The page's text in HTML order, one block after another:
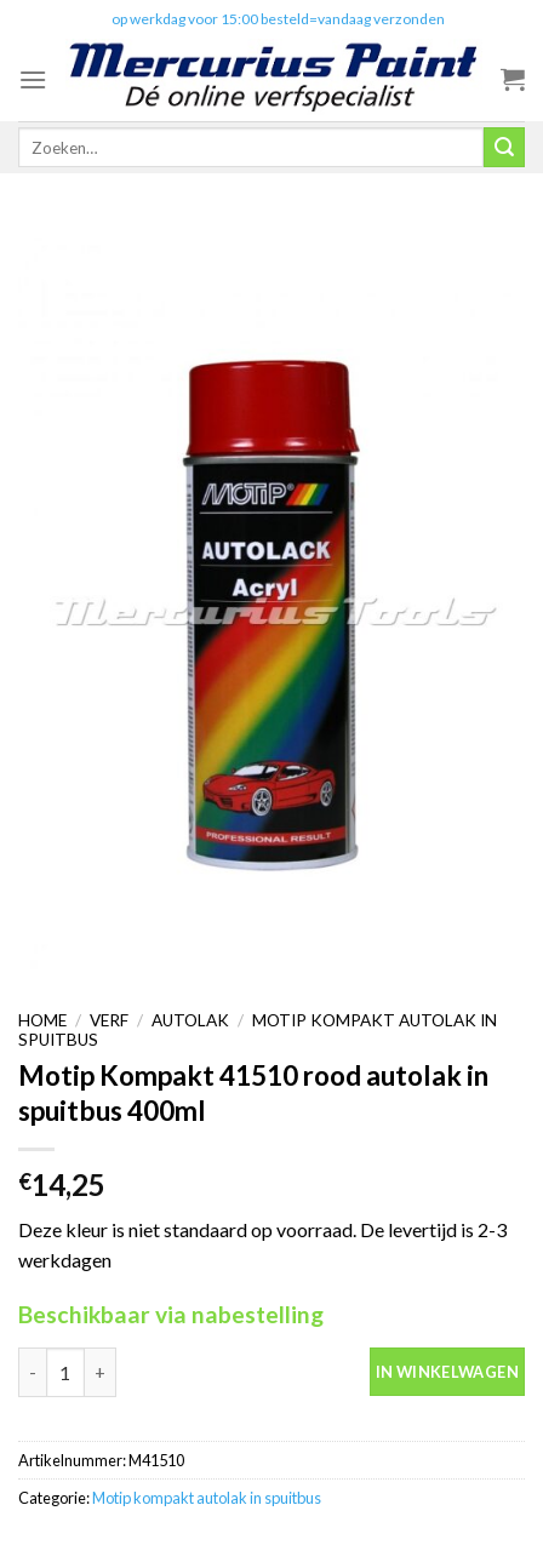
content
op werkdag voor 15:00 besteld=vandaag verzonden
Zoeken
HOME / VERF / AUTOLAK / MOTIP KOMPAKT AUTOLAK IN
SPUITBUS
Motip Kompakt 41510 rood autolak in
spuitbus 400ml
€14,25
Deze kleur is niet standaard op voorraad. De levertijd is 2-3
werkdagen
Beschikbaar via nabestelling
Motip Kompakt 41510 rood autolak in spuitbus 400ml aantal
IN WINKELWAGEN
Artikelnummer:M41510
Categorie:Motip kompakt autolak in spuitbus